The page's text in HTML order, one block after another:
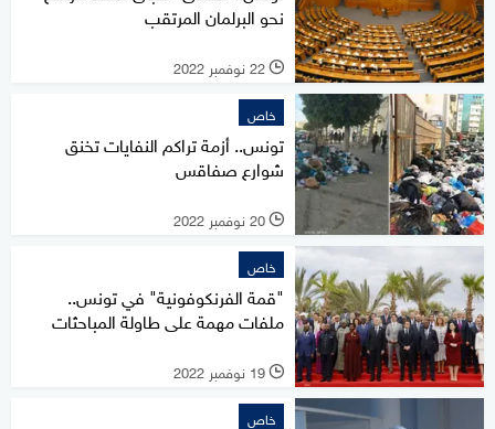
نحو البرلمان المرتقب
l 22 نوفمبر 2022
خاص
تونس.. أزمة تراكم النفايات تخنق
شوارع صفاقس
l 20 نوفمبر 2022
خاص
"قمة الفرنكوفونية" في تونس..
ملفات مهمة على طاولة المباحثات
l 19 نوفمبر 2022
خاص